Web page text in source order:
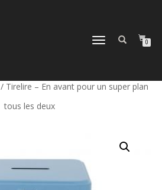
DÉPLIER
0
/ Tirelire – En avant pour un super plan
tous les deux